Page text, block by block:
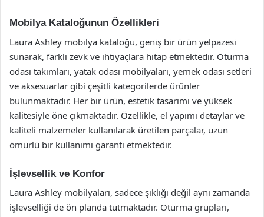
Mobilya Kataloğunun Özellikleri
Laura Ashley mobilya kataloğu, geniş bir ürün yelpazesi
sunarak, farklı zevk ve ihtiyaçlara hitap etmektedir. Oturma
odası takımları, yatak odası mobilyaları, yemek odası setleri
ve aksesuarlar gibi çeşitli kategorilerde ürünler
bulunmaktadır. Her bir ürün, estetik tasarımı ve yüksek
kalitesiyle öne çıkmaktadır. Özellikle, el yapımı detaylar ve
kaliteli malzemeler kullanılarak üretilen parçalar, uzun
ömürlü bir kullanımı garanti etmektedir.
İşlevsellik ve Konfor
Laura Ashley mobilyaları, sadece şıklığı değil aynı zamanda
işlevselliği de ön planda tutmaktadır. Oturma grupları,